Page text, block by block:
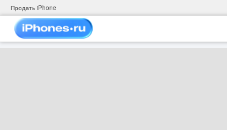
Продать iPhone